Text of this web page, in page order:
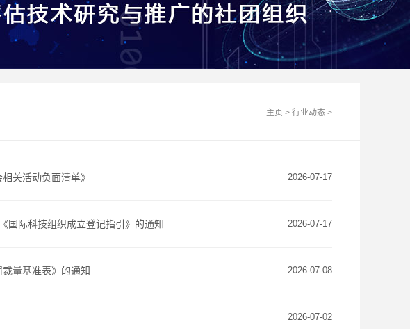
主页 > 行业动态 >
2026-07-17
关活动负面清单》
2026-07-17
国际科技组织成立登记指引》的通知
2026-07-08
量基准表》的通知
2026-07-02